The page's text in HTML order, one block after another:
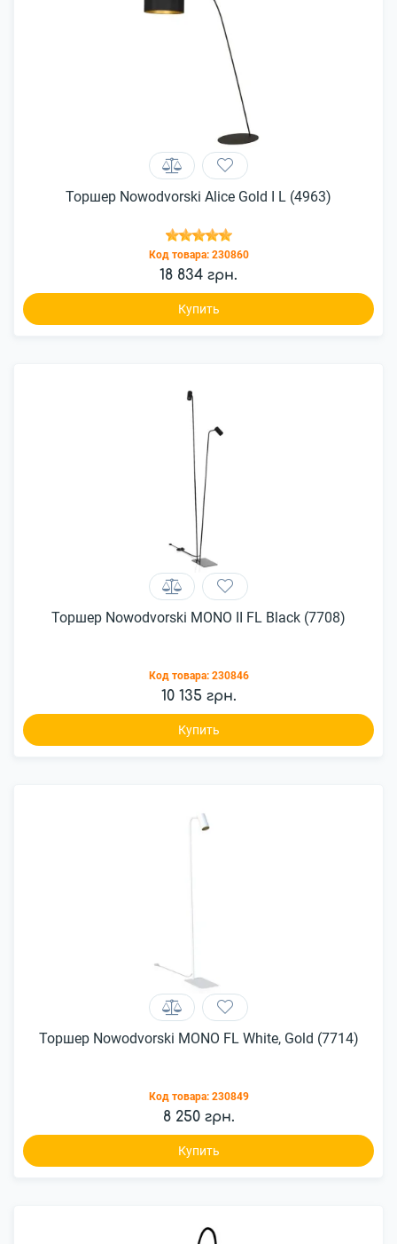
Торшер Nowodvorski Alice Gold I L (4963)
Код товара: 230860
18 834 грн.
Купить
Торшер Nowodvorski MONO II FL Black (7708)
Код товара: 230846
10 135 грн.
Купить
Торшер Nowodvorski MONO FL White, Gold (7714)
Код товара: 230849
8 250 грн.
Купить